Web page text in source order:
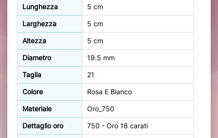
Lunghezza 5 cm
Larghezza 5 cm
Altezza 5 cm
Diametro 19.5 mm
Taglia 21
Colore Rosa E Bianco
Materiale Oro_750
Dettaglio oro 750 - Oro 18 carati